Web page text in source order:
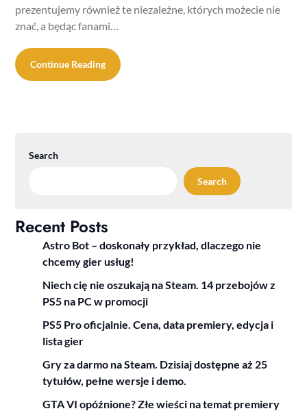
prezentujemy również te niezależne, których możecie nie
znać, a będąc fanami…
Continue Reading
Search
Search
Recent Posts
Astro Bot – doskonały przykład, dlaczego nie
chcemy gier usług!
Niech cię nie oszukają na Steam. 14 przebojów z
PS5 na PC w promocji
PS5 Pro oficjalnie. Cena, data premiery, edycja i
lista gier
Gry za darmo na Steam. Dzisiaj dostępne aż 25
tytułów, pełne wersje i demo.
GTA VI opóźnione? Złe wieści na temat premiery